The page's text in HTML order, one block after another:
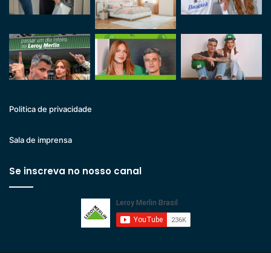
Politica de privacidade
Sala de imprensa
Se inscreva no nosso canal